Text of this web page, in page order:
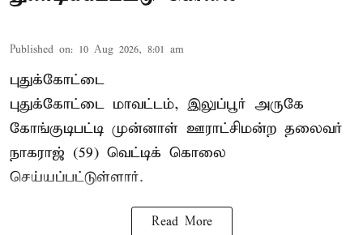
Published on: 10 Aug 2026, 8:01 am
புதுக்கோட்டை
புதுக்கோட்டை மாவட்டம், இலுப்பூர் அருகே
கோங்குடிபட்டி முன்னாள் ஊராட்சிமன்ற தலைவர்
நாகராஜ் (59) வெட்டிக் கொலை
செய்யப்பட்டுள்ளார்.
Read More